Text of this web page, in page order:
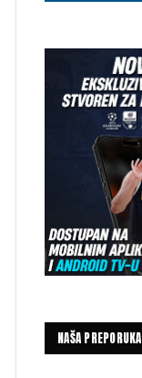
NAŠA PREPORUKA